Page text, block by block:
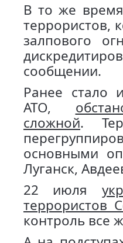
В то же
террористов,
залпового
сообщении.
Ранее стало
АТО,
сложной.
основными
Луганск,
22 июля
террористов
контроль все